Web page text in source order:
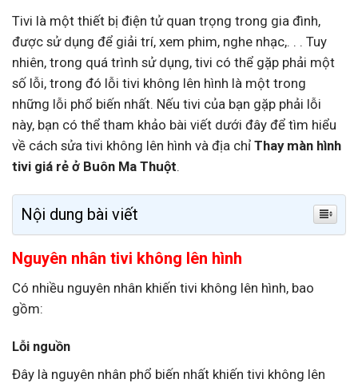
Tivi là một thiết bị điện tử quan trọng trong gia đình,
được sử dụng để giải trí, xem phim, nghe nhạc,. . . Tuy
nhiên, trong quá trình sử dụng, tivi có thể gặp phải một
số lỗi, trong đó lỗi tivi không lên hình là một trong
những lỗi phổ biến nhất. Nếu tivi của bạn gặp phải lỗi
này, bạn có thể tham khảo bài viết dưới đây để tìm hiểu
về cách sửa tivi không lên hình và địa chỉ Thay màn hình
tivi giá rẻ ở Buôn Ma Thuột.
Nội dung bài viết
Nguyên nhân tivi không lên hình
Có nhiều nguyên nhân khiến tivi không lên hình, bao
gồm:
Lỗi nguồn
Đây là nguyên nhân phổ biến nhất khiến tivi không lên